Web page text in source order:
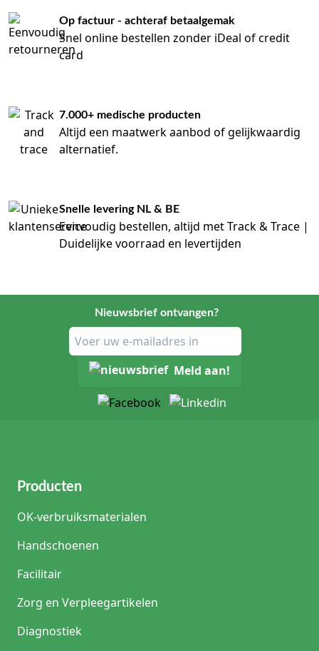
Op factuur - achteraf betaalgemak
Snel online bestellen zonder iDeal of credit
card
7.000+ medische producten
Altijd een maatwerk aanbod of gelijkwaardig
alternatief.
Snelle levering NL & BE
Eenvoudig bestellen, altijd met Track & Trace |
Duidelijke voorraad en levertijden
Nieuwsbrief ontvangen?
Meld aan!
Producten
OK-verbruiksmaterialen
Handschoenen
Facilitair
Zorg en Verpleegartikelen
Diagnostiek